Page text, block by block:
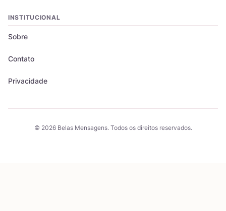
INSTITUCIONAL
Sobre
Contato
Privacidade
© 2026 Belas Mensagens. Todos os direitos reservados.